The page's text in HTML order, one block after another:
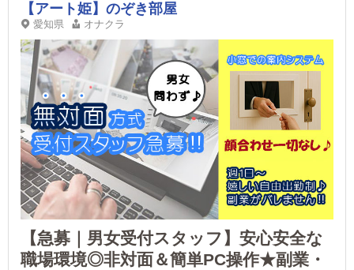
【アート姫】のぞき部屋
愛知県 オナクラ
【急募｜男女受付スタッフ】安心安全な
職場環境◎非対面＆簡単PC操作★副業・